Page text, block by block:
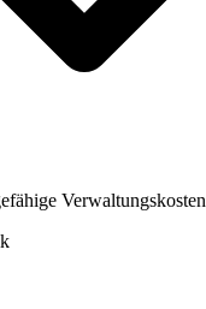
Verwaltungskosten